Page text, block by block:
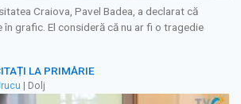
Craiova, Pavel Badea, a declarat că
grafic. El consideră că nu ar fi o tragedie
LA PRIMĂRIE
| Dolj